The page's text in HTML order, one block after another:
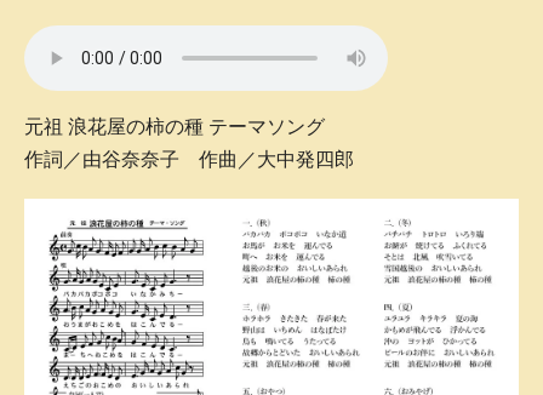
元祖 浪花屋の柿の種 テーマソング
作詞／由谷奈奈子 作曲／大中発四郎